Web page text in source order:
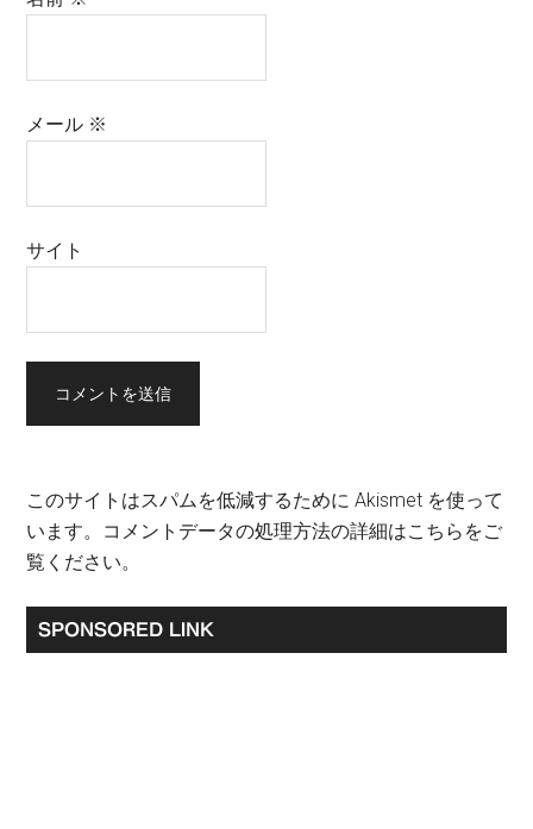
メール ※
サイト
このサイトはスパムを低減するために Akismet を使って
います。 コメントデータの処理方法の詳細はこちらをご
覧ください。
最
SPONSORED LINK